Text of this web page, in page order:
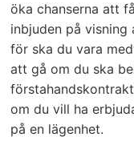
öka chanserna att
inbjuden på visning
för ska du vara
att gå om du ska
om du vill ha
på en lägenhet.